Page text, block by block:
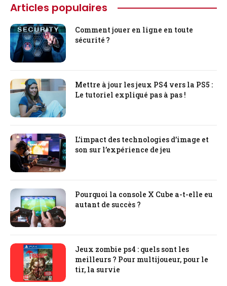
Articles populaires
Comment jouer en ligne en toute
sécurité ?
Mettre à jour les jeux PS4 vers la PS5 :
Le tutoriel expliqué pas à pas !
L’impact des technologies d’image et
son sur l’expérience de jeu
Pourquoi la console X Cube a-t-elle eu
autant de succès ?
Jeux zombie ps4 : quels sont les
meilleurs ? Pour multijoueur, pour le
tir, la survie